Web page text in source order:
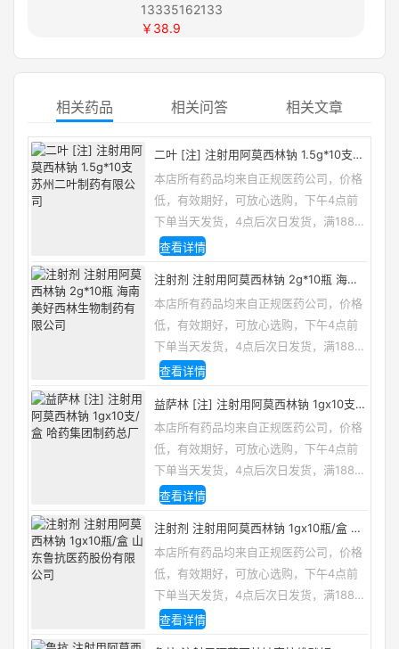
13335162133
￥38.9
相关药品 相关问答 相关文章
二叶 [注] 注射用阿莫西林钠 1.5g*10支
苏州二叶制药有限公司
本店所有药品均来自正规医药公司，价格
低，有效期好，可放心选购，下午4点前
下单当天发货，4点后次日发货，满188包
邮，咨询电话/微信：13335162133
查看详情
注射剂 注射用阿莫西林钠 2g*10瓶 海南
美好西林生物制药有限公司
本店所有药品均来自正规医药公司，价格
低，有效期好，可放心选购，下午4点前
下单当天发货，4点后次日发货，满188包
邮，咨询电话/微信：13335162133
查看详情
益萨林 [注] 注射用阿莫西林钠 1gx10支/
盒 哈药集团制药总厂
本店所有药品均来自正规医药公司，价格
低，有效期好，可放心选购，下午4点前
下单当天发货，4点后次日发货，满188包
邮，咨询电话/微信：13335162133
查看详情
注射剂 注射用阿莫西林钠 1gx10瓶/盒 山
东鲁抗医药股份有限公司
本店所有药品均来自正规医药公司，价格
低，有效期好，可放心选购，下午4点前
下单当天发货，4点后次日发货，满188包
邮，咨询电话/微信：13335162133
查看详情